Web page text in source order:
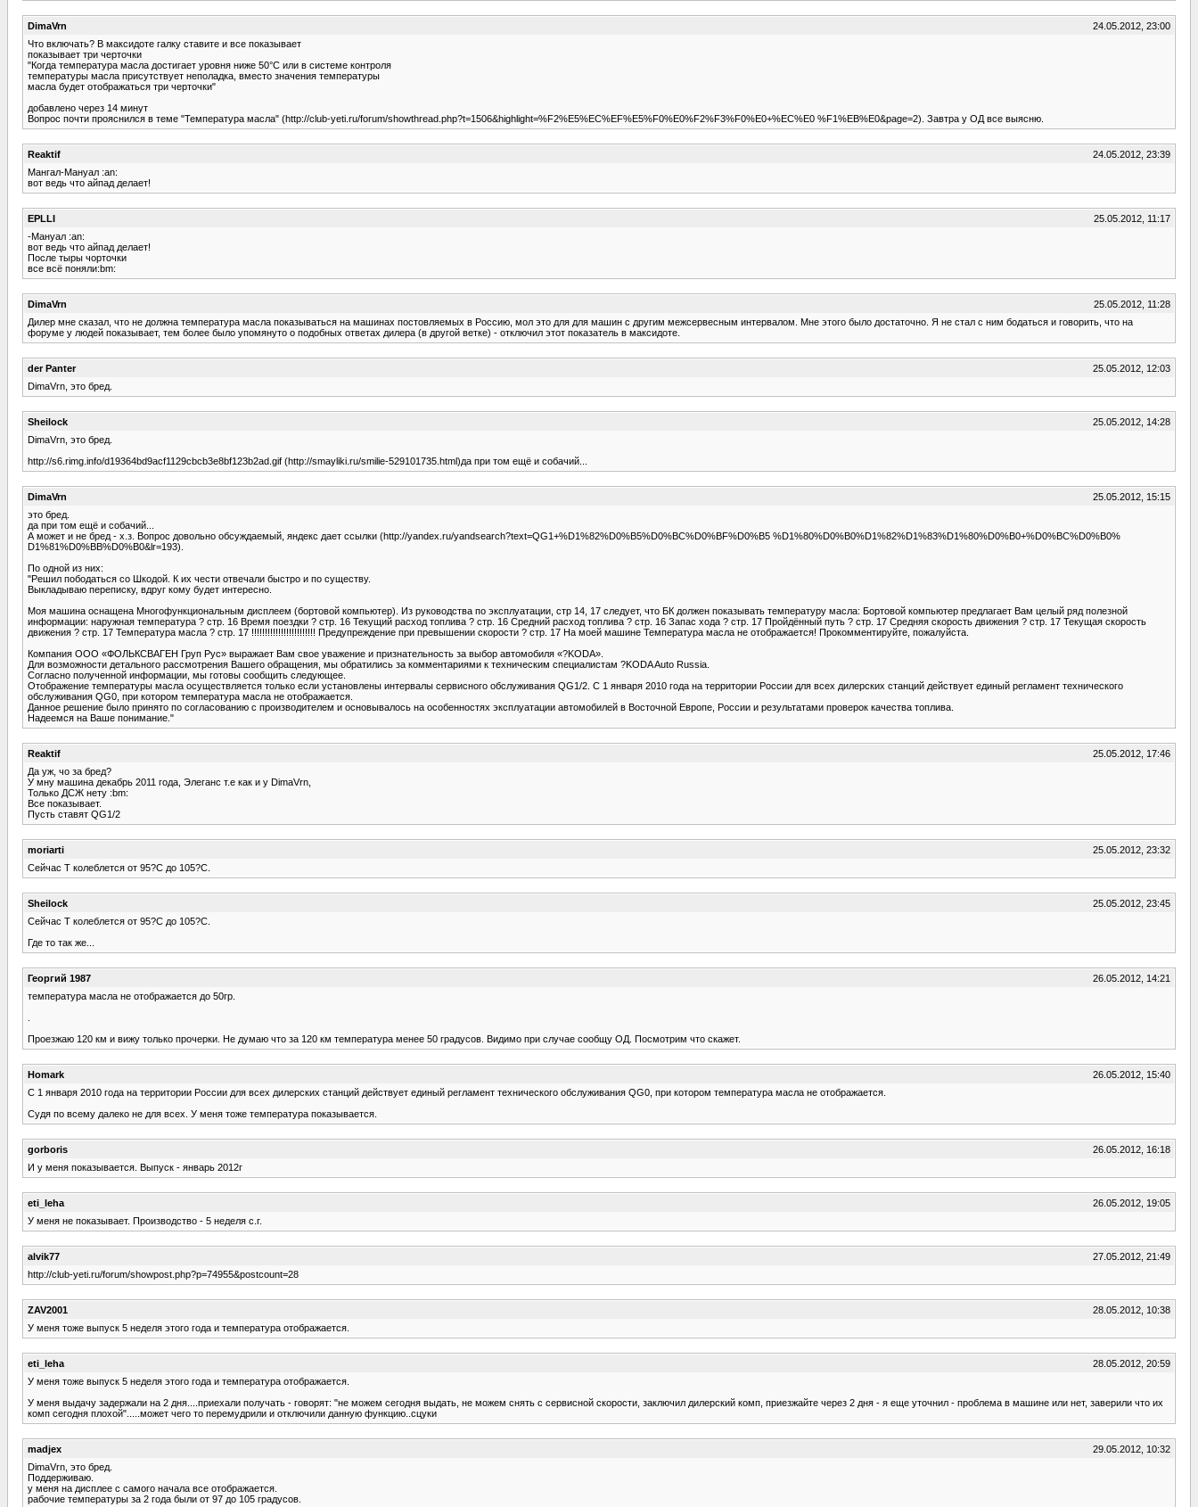
DimaVrn
24.05.2012, 23:00
Что включать? В максидоте галку ставите и все показывает
показывает три черточки
"Когда температура масла достигает уровня ниже 50°C или в системе контроля
температуры масла присутствует неполадка, вместо значения температуры
масла будет отображаться три черточки"
добавлено через 14 минут
Вопрос почти прояснился в теме "Температура масла" (http://club-yeti.ru/forum/showthread.php?t=1506&highlight=%F2%E5%EC%EF%E5%F0%E0%F2%F3%F0%E0+%EC%E0 %F1%EB%E0&page=2). Завтра у ОД все выясню.
Reaktif
24.05.2012, 23:39
Мангал-Мануал :an:
вот ведь что айпад делает!
EPLLI
25.05.2012, 11:17
-Мануал :an:
вот ведь что айпад делает!
После тыры чорточки
все всё поняли:bm:
DimaVrn
25.05.2012, 11:28
Дилер мне сказал, что не должна температура масла показываться на машинах постовляемых в Россию, мол это для для машин с другим межсервесным интервалом. Мне этого было достаточно. Я не стал с ним бодаться и говорить, что на
форуме у людей показывает, тем более было упомянуто о подобных ответах дилера (в другой ветке) - отключил этот показатель в максидоте.
der Panter
25.05.2012, 12:03
DimaVrn, это бред.
Sheilock
25.05.2012, 14:28
DimaVrn, это бред.
http://s6.rimg.info/d19364bd9acf1129cbcb3e8bf123b2ad.gif (http://smayliki.ru/smilie-529101735.html)да при том ещё и собачий...
DimaVrn
25.05.2012, 15:15
это бред.
да при том ещё и собачий...
А может и не бред - х.з. Вопрос довольно обсуждаемый, яндекс дает ссылки (http://yandex.ru/yandsearch?text=QG1+%D1%82%D0%B5%D0%BC%D0%BF%D0%B5 %D1%80%D0%B0%D1%82%D1%83%D1%80%D0%B0+%D0%BC%D0%B0%
D1%81%D0%BB%D0%B0&lr=193).
По одной из них:
"Решил пободаться со Шкодой. К их чести отвечали быстро и по существу.
Выкладываю переписку, вдруг кому будет интересно.
Моя машина оснащена Многофункциональным дисплеем (бортовой компьютер). Из руководства по эксплуатации, стр 14, 17 следует, что БК должен показывать температуру масла: Бортовой компьютер предлагает Вам целый ряд полезной
информации: наружная температура ? стр. 16 Время поездки ? стр. 16 Текущий расход топлива ? стр. 16 Средний расход топлива ? стр. 16 Запас хода ? стр. 17 Пройдённый путь ? стр. 17 Средняя скорость движения ? стр. 17 Текущая скорость
движения ? стр. 17 Температура масла ? стр. 17 !!!!!!!!!!!!!!!!!!!!!!!! Предупреждение при превышении скорости ? стр. 17 На моей машине Температура масла не отображается! Прокомментируйте, пожалуйста.
Компания ООО «ФОЛЬКСВАГЕН Груп Рус» выражает Вам свое уважение и признательность за выбор автомобиля «?KODA».
Для возможности детального рассмотрения Вашего обращения, мы обратились за комментариями к техническим специалистам ?KODA Auto Russia.
Согласно полученной информации, мы готовы сообщить следующее.
Отображение температуры масла осуществляется только если установлены интервалы сервисного обслуживания QG1/2. С 1 января 2010 года на территории России для всех дилерских станций действует единый регламент технического
обслуживания QG0, при котором температура масла не отображается.
Данное решение было принято по согласованию с производителем и основывалось на особенностях эксплуатации автомобилей в Восточной Европе, России и результатами проверок качества топлива.
Надеемся на Ваше понимание."
Reaktif
25.05.2012, 17:46
Да уж, чо за бред?
У мну машина декабрь 2011 года, Элеганс т.е как и у DimaVrn,
Только ДСЖ нету :bm:
Все показывает.
Пусть ставят QG1/2
moriarti
25.05.2012, 23:32
Сейчас Т колеблется от 95?С до 105?С.
Sheilock
25.05.2012, 23:45
Сейчас Т колеблется от 95?С до 105?С.
Где то так же...
Георгий 1987
26.05.2012, 14:21
температура масла не отображается до 50гр.
Проезжаю 120 км и вижу только прочерки. Не думаю что за 120 км температура менее 50 градусов. Видимо при случае сообщу ОД. Посмотрим что скажет.
Homark
26.05.2012, 15:40
С 1 января 2010 года на территории России для всех дилерских станций действует единый регламент технического обслуживания QG0, при котором температура масла не отображается.
Судя по всему далеко не для всех. У меня тоже температура показывается.
gorboris
26.05.2012, 16:18
И у меня показывается. Выпуск - январь 2012г
eti_leha
26.05.2012, 19:05
У меня не показывает. Производство - 5 неделя с.г.
alvik77
27.05.2012, 21:49
http://club-yeti.ru/forum/showpost.php?p=74955&postcount=28
ZAV2001
28.05.2012, 10:38
У меня тоже выпуск 5 неделя этого года и температура отображается.
eti_leha
28.05.2012, 20:59
У меня тоже выпуск 5 неделя этого года и температура отображается.
У меня выдачу задержали на 2 дня....приехали получать - говорят: "не можем сегодня выдать, не можем снять с сервисной скорости, заключил дилерский комп, приезжайте через 2 дня - я еще уточнил - проблема в машине или нет, заверили что их
комп сегодня плохой".....может чего то перемудрили и отключили данную функцию..сцуки
madjex
29.05.2012, 10:32
DimaVrn, это бред.
Поддерживаю.
у меня на дисплее с самого начала все отображается.
рабочие температуры за 2 года были от 97 до 105 градусов.